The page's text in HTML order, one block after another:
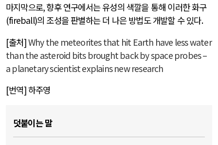
마지막으로,향후 연구에서는 유성의 색깔을 통해 이러한 화구
(fireball)의 조성을 판별하는 더 나은 방법도 개발할 수 있다.
[출처]Why the meteorites that hit Earth have less water
than the asteroid bits brought back by space probes –
a planetary scientist explains new research
[번역] 하주영
덧붙이는 말